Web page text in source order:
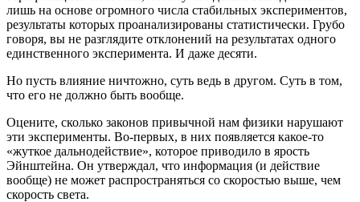
лишь на основе огромного числа стабильных экспериментов,
результаты которых проанализированы статистически. Грубо
говоря, вы не разглядите отклонений на результатах одного
единственного эксперимента. И даже десяти.
Но пусть влияние ничтожно, суть ведь в другом. Суть в том,
что его не должно быть вообще.
Оцените, сколько законов привычной нам физики нарушают
эти эксперименты. Во-первых, в них появляется какое-то
«жуткое дальнодействие», которое приводило в ярость
Эйнштейна. Он утверждал, что информация (и действие
вообще) не может распространяться со скоростью выше, чем
скорость света.